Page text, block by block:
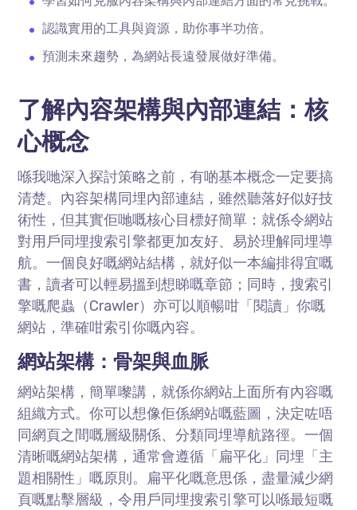
認識實用的工具與資源，助你事半功倍。
預測未來趨勢，為網站長遠發展做好準備。
了解內容架構與內部連結：核
心概念
喺我哋深入探討策略之前，有啲基本概念一定要搞
清楚。內容架構同埋內部連結，雖然聽落好似好技
術性，但其實佢哋嘅核心目標好簡單：就係令網站
對用戶同埋搜索引擎都更加友好、易於理解同埋導
航。一個良好嘅網站結構，就好似一本編排得宜嘅
書，讀者可以輕易搵到想睇嘅章節；同時，搜索引
擎嘅爬蟲（Crawler）亦可以順暢咁「閱讀」你嘅
網站，準確咁索引你嘅內容。
網站架構：骨架與血脈
網站架構，簡單嚟講，就係你網站上面所有內容嘅
組織方式。你可以想像佢係網站嘅藍圖，決定咗唔
同網頁之間嘅層級關係、分類同埋導航路徑。一個
清晰嘅網站架構，通常會遵循「扁平化」同埋「主
題相關性」嘅原則。扁平化嘅意思係，盡量減少網
頁嘅點擊層級，令用戶同埋搜索引擎可以喺最短嘅